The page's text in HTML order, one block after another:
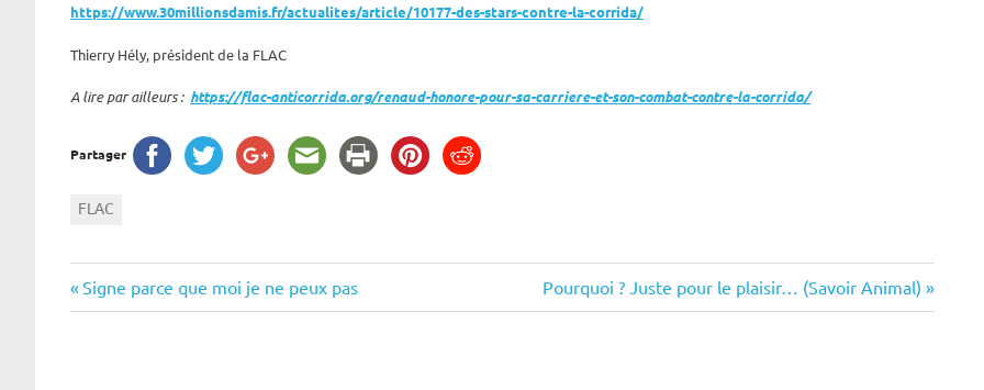
https://www.30millionsdamis.fr/actualites/article/10177-des-stars-contre-la-corrida/
Thierry Hély, président de la FLAC
A lire par ailleurs : https://flac-anticorrida.org/renaud-honore-pour-sa-carriere-et-son-combat-contre-la-corrida/
Partager
FLAC
Navigation
Previous
Post:
Signe parce que moi je ne peux pas
Next
Post:
Pourquoi ? Juste pour le plaisir… (Savoir Animal)